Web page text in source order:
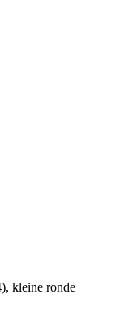
kleine ronde